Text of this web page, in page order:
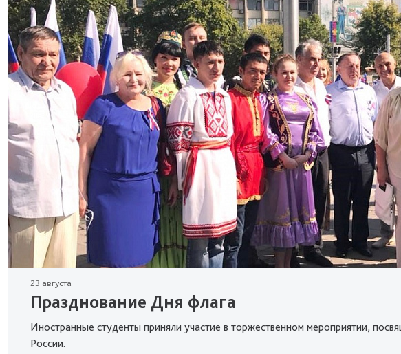
23 августа
Празднование Дня флага
Иностранные студенты приняли участие в торжественном мероприятии,
России.